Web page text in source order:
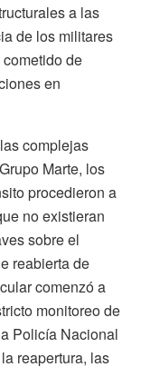
a las
de los militares
de
en
complejas
Marte, los
procedieron a
no existieran
sobre el
reabierta de
comenzó a
monitoreo de
Policía Nacional
reapertura, las